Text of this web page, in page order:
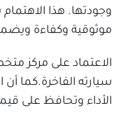
وجودتها. هذا الاهتمام
موثوقية وكفاءة
الاعتماد على مركز
سيارته الفاخرة.كما
الأداء وتحافظ على